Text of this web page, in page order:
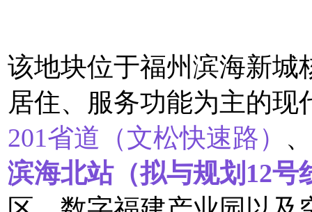
该地块位于福州滨海新城
居住、服务功能为主的
201省道（文松快速路） 、
滨海北站（拟与规划12号